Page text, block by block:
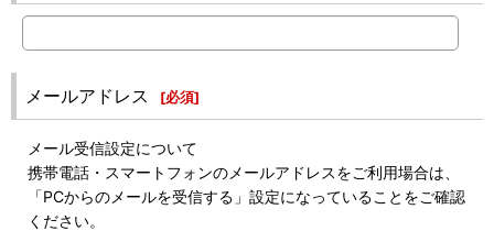
メールアドレス [必須]
メール受信設定について
携帯電話・スマートフォンのメールアドレスをご利用場合は、
「PCからのメールを受信する」設定になっていることをご確認
ください。